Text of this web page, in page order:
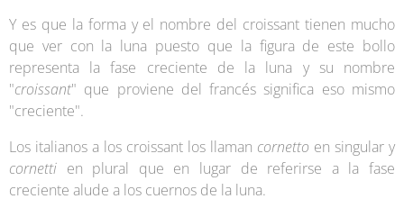
Y es que la forma y el nombre del croissant tienen mucho
que ver con la luna puesto que la figura de este bollo
representa la fase creciente de la luna y su nombre
"croissant" que proviene del francés significa eso mismo
"creciente".
Los italianos a los croissant los llaman cornetto en singular y
cornetti en plural que en lugar de referirse a la fase
creciente alude a los cuernos de la luna.